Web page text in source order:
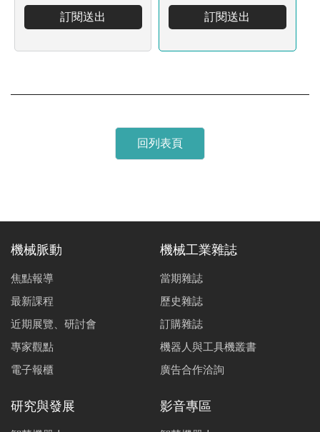
訂閱送出 訂閱送出
回列表頁
機械脈動
焦點報導
最新課程
近期展覽、研討會
專家觀點
電子報櫃
機械工業雜誌
當期雜誌
歷史雜誌
訂購雜誌
機器人與工具機叢書
廣告合作洽詢
研究與發展 影音專區